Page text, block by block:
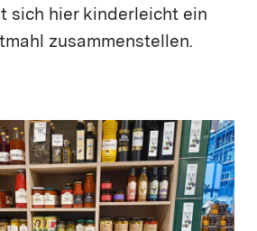
sich hier kinderleicht ein
zusammenstellen.